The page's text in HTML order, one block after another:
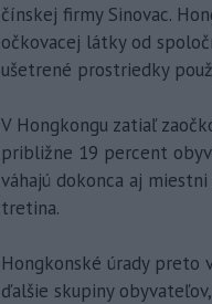
čínskej firmy Sinovac.
očkovacej látky od
ušetrené prostriedky
V Hongkongu zatiaľ
približne 19 percent
váhajú dokonca aj
tretina.
Hongkonské úrady preto
ďalšie skupiny